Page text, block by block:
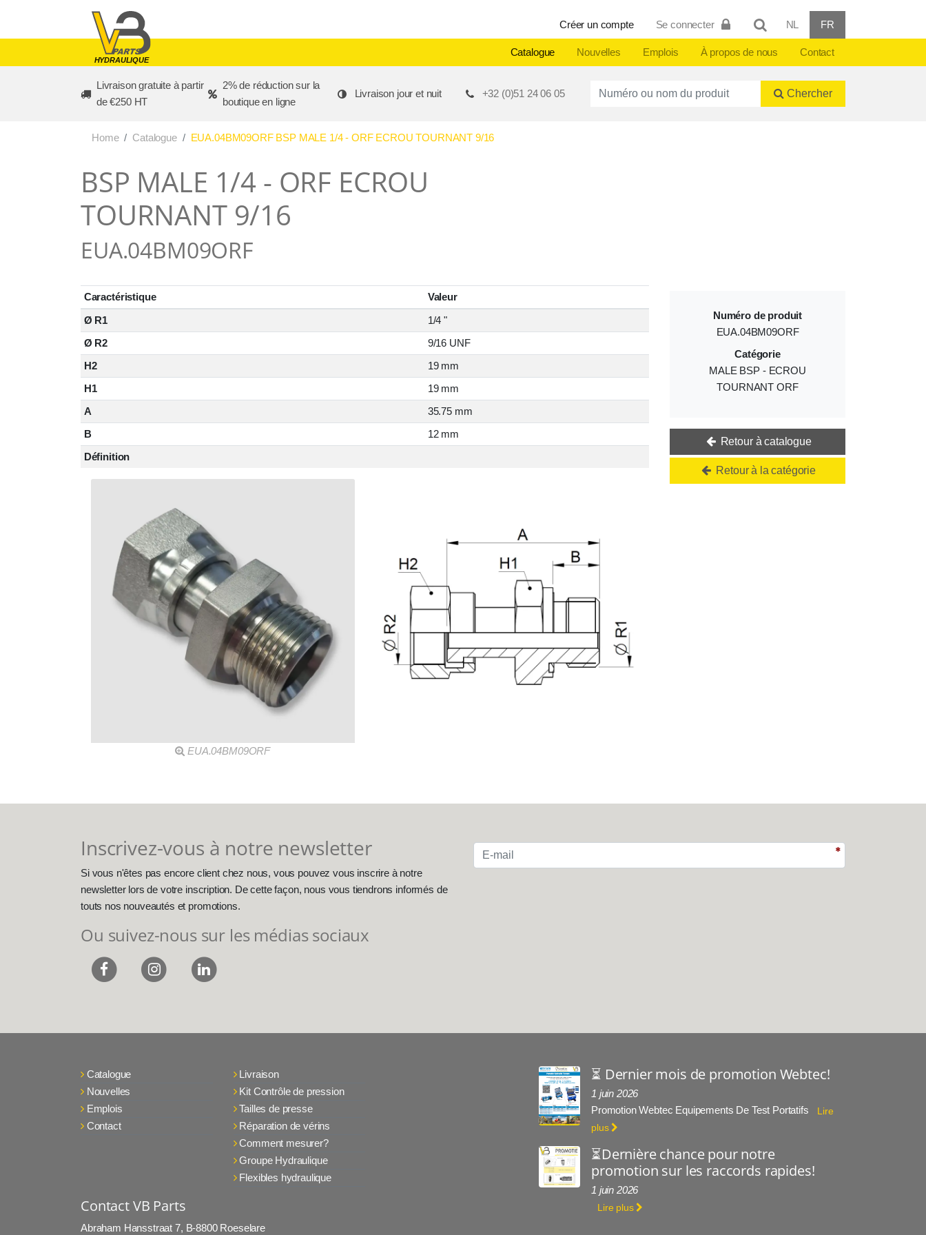
HYDRAULIQUE
Créer un compte Se connecter NL FR
Catalogue Nouvelles Emplois À propos de nous Contact
Livraison gratuite à partir
de €250 HT
2% de réduction sur la
boutique en ligne
Livraison jour et nuit +32 (0)51 24 06 05 Productnummer of naam Chercher
Home Catalogue EUA.04BM09ORF BSP MALE 1/4 - ORF ECROU TOURNANT 9/16
BSP MALE 1/4 - ORF ECROU
TOURNANT 9/16
EUA.04BM09ORF
Caractéristique
Valeur
Ø R1
1/4 "
Ø R2
9/16 UNF
H2
19 mm
H1
19 mm
A
35.75 mm
B
12 mm
Définition
EUA.04BM09ORF
Numéro de produit
EUA.04BM09ORF
Catégorie
MALE BSP - ECROU
TOURNANT ORF
Retour à catalogue
Retour à la catégorie
Inscrivez-vous à notre newsletter
Si vous n'êtes pas encore client chez nous, vous pouvez vous inscrire à notre
newsletter lors de votre inscription. De cette façon, nous vous tiendrons informés de
touts nos nouveautés et promotions.
Ou suivez-nous sur les médias sociaux
Catalogue
Nouvelles
Emplois
Contact
Livraison
Kit Contrôle de pression
Tailles de presse
Réparation de vérins
Comment mesurer?
Groupe Hydraulique
Flexibles hydraulique
Contact VB Parts
Abraham Hansstraat 7, B-8800 Roeselare
⏳ Dernier mois de promotion Webtec!
1 juin 2026
Promotion Webtec Equipements De Test Portatifs
Lire
plus
⏳Dernière chance pour notre
promotion sur les raccords rapides!
1 juin 2026
Lire plus